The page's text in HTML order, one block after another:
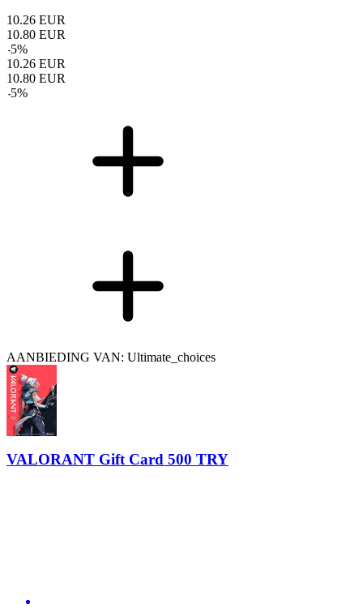
10.26 EUR
10.80 EUR
-5%
10.26 EUR
10.80 EUR
-5%
AANBIEDING VAN: Ultimate_choices
VALORANT Gift Card 500 TRY